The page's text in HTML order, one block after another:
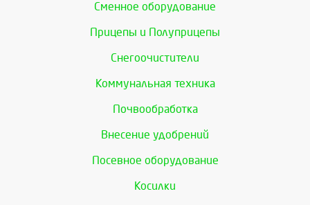
Сменное оборудование
Прицепы и Полуприцепы
Снегоочистители
Коммунальная техника
Почвообработка
Внесение удобрений
Посевное оборудование
Косилки